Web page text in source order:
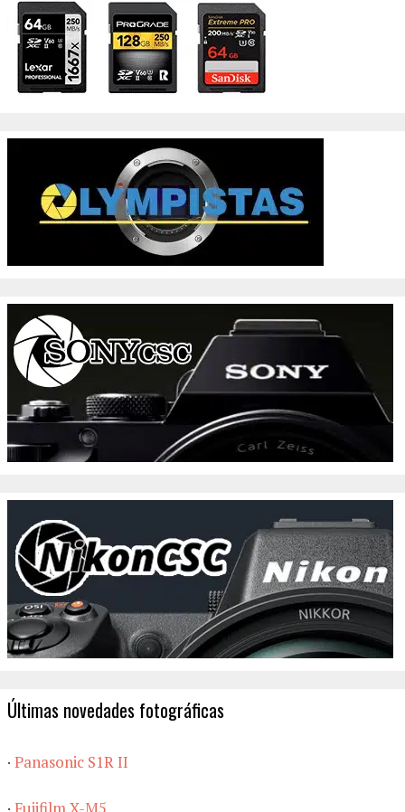
Últimas novedades fotográficas
· Panasonic S1R II
· Fujifilm X-M5